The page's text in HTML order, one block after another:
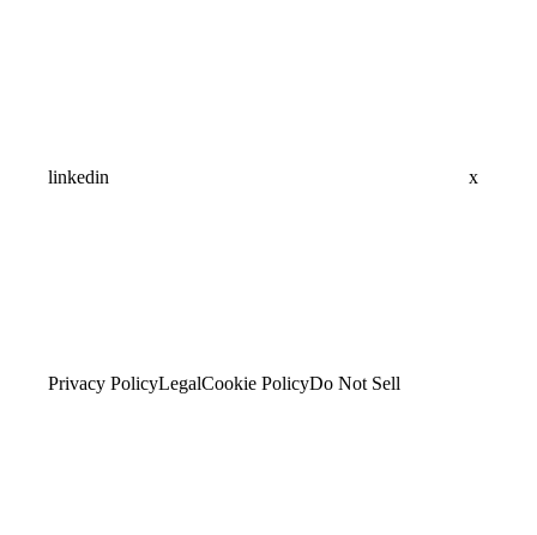
linkedin x
Privacy PolicyLegalCookie PolicyDo Not Sell